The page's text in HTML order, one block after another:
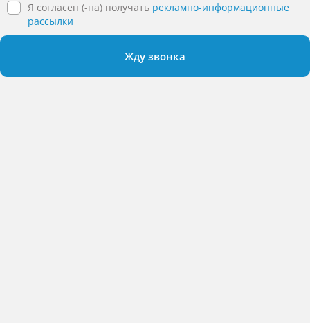
Я согласен (-на) получать рекламно-информационные
рассылки
Жду звонка